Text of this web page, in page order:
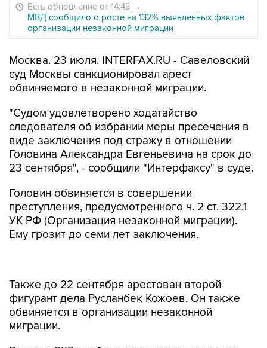
Есть обновление от 14:43 →
МВД сообщило о росте на 132% выявленных фактов
организации незаконной миграции
Москва. 23 июля. INTERFAX.RU - Савеловский
суд Москвы санкционировал арест
обвиняемого в незаконной миграции.
"Судом удовлетворено ходатайство
следователя об избрании меры пресечения в
виде заключения под стражу в отношении
Головина Александра Евгеньевича на срок до
23 сентября", - сообщили "Интерфаксу" в суде.
Головин обвиняется в совершении
преступления, предусмотренного ч. 2 ст. 322.1
УК РФ (Организация незаконной миграции).
Ему грозит до семи лет заключения.
Также до 22 сентября арестован второй
фигурант дела Русланбек Кожоев. Он также
обвиняется в организации незаконной
миграции.